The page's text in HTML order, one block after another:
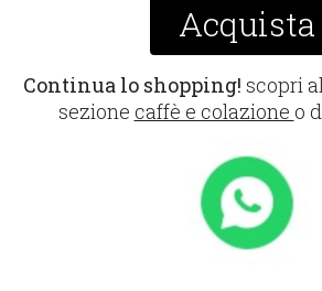
Acquista
Continua lo shopping! scopri
sezione caffè e colazione o